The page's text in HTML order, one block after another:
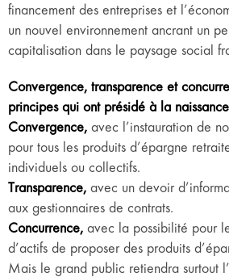
financement des entreprises et
un nouvel environnement ancrant un
capitalisation dans le paysage social
Convergence, transparence et
principes qui ont présidé à la
Convergence, avec l’instauration de
pour tous les produits d’épargne
individuels ou collectifs.
Transparence, avec un devoir
aux gestionnaires de contrats.
Concurrence, avec la possibilité pour
d’actifs de proposer des produits
Mais le grand public retiendra surtout